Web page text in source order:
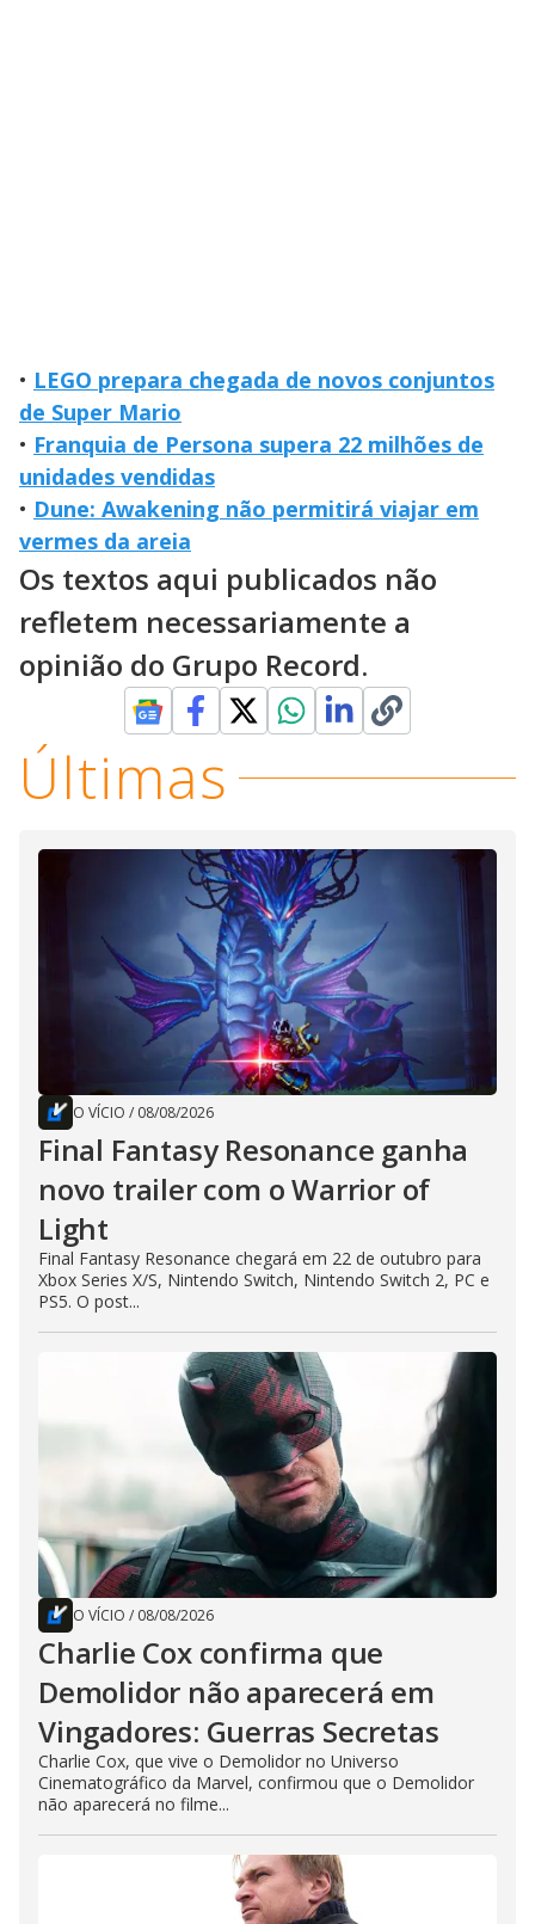
• LEGO prepara chegada de novos conjuntos
de Super Mario
• Franquia de Persona supera 22 milhões de
unidades vendidas
• Dune: Awakening não permitirá viajar em
vermes da areia
Os textos aqui publicados não
refletem necessariamente a
opinião do Grupo Record.
Últimas
O VÍCIO / 08/08/2026
Final Fantasy Resonance ganha
novo trailer com o Warrior of
Light
Final Fantasy Resonance chegará em 22 de outubro para
Xbox Series X/S, Nintendo Switch, Nintendo Switch 2, PC e
PS5. O post...
O VÍCIO / 08/08/2026
Charlie Cox confirma que
Demolidor não aparecerá em
Vingadores: Guerras Secretas
Charlie Cox, que vive o Demolidor no Universo
Cinematográfico da Marvel, confirmou que o Demolidor
não aparecerá no filme...